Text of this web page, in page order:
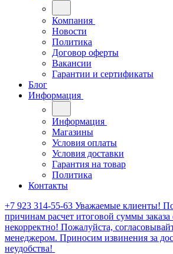
Компания
Новости
Политика
Договор оферты
Вакансии
Гарантии и сертификаты
Блог
Информация
Информация
Магазины
Условия оплаты
Условия доставки
Гарантия на товар
Политика
Контакты
+7 923 314-55-63 Уважаемые клиенты!
причинам расчет итоговой суммы заказа
некорректно! Пожалуйста,
менеджером. Приносим извинения за
неудобства!